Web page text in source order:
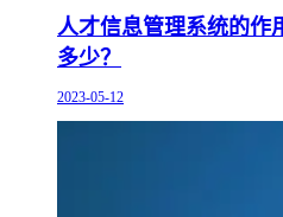
人才信息管理系统的作
多少？
2023-05-12